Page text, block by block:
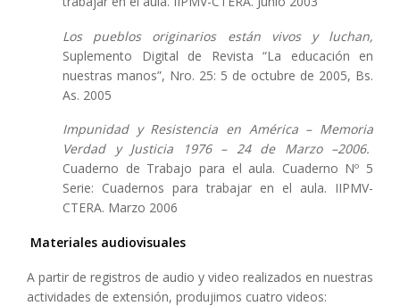
Los pueblos originarios están vivos y luchan,
Suplemento Digital de Revista “La educación en
nuestras manos”, Nro. 25: 5 de octubre de 2005, Bs.
As. 2005
Impunidad y Resistencia en América – Memoria
Verdad y Justicia 1976 – 24 de Marzo –2006.
Cuaderno de Trabajo para el aula. Cuaderno Nº 5
Serie: Cuadernos para trabajar en el aula. IIPMV-
CTERA. Marzo 2006
Materiales audiovisuales
A partir de registros de audio y video realizados en nuestras
actividades de extensión, produjimos cuatro videos: